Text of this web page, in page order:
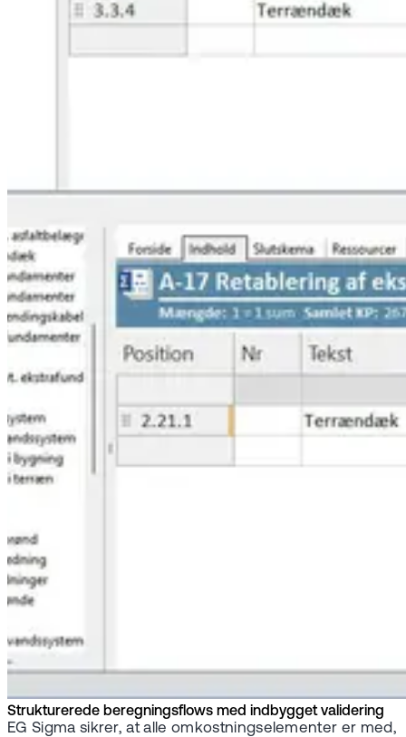
Strukturerede beregningsflows med indbygget validering
EG Sigma sikrer, at alle omkostningselementer er med,